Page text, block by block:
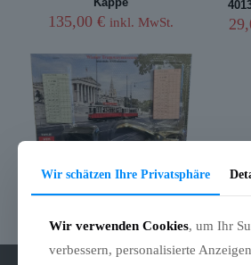
135,00€ inkl. MwSt.
Straßenbahn Schaffner-Set
für historische Fahrscheine
Wir schätzen Ihre Privatsphäre
Wir verwenden Cookies, um Ihr
verbessern, personalisierte